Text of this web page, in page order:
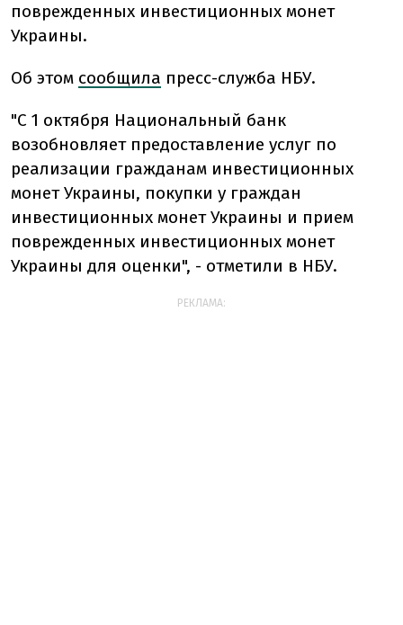
поврежденных инвестиционных монет
Украины.
Об этом сообщила пресс-служба НБУ.
"С 1 октября Национальный банк
возобновляет предоставление услуг по
реализации гражданам инвестиционных
монет Украины, покупки у граждан
инвестиционных монет Украины и прием
поврежденных инвестиционных монет
Украины для оценки", - отметили в НБУ.
РЕКЛАМА: